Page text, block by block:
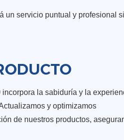
un servicio puntual y profesional
la sabiduría y la
y optimizamos
de nuestros productos,